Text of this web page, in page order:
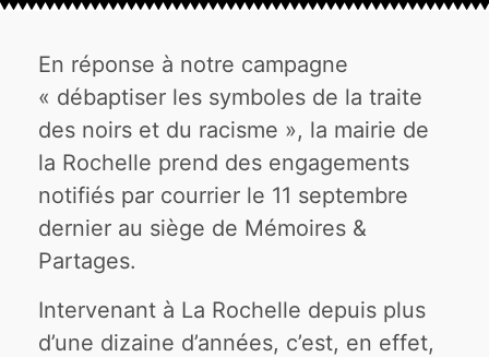
En réponse à notre campagne
« débaptiser les symboles de la traite
des noirs et du racisme », la mairie de
la Rochelle prend des engagements
notifiés par courrier le 11 septembre
dernier au siège de Mémoires &
Partages.
Intervenant à La Rochelle depuis plus
d’une dizaine d’années, c’est, en effet,